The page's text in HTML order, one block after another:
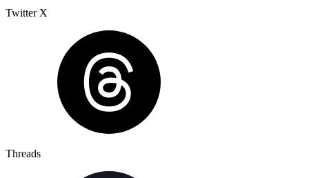
Twitter X
Threads